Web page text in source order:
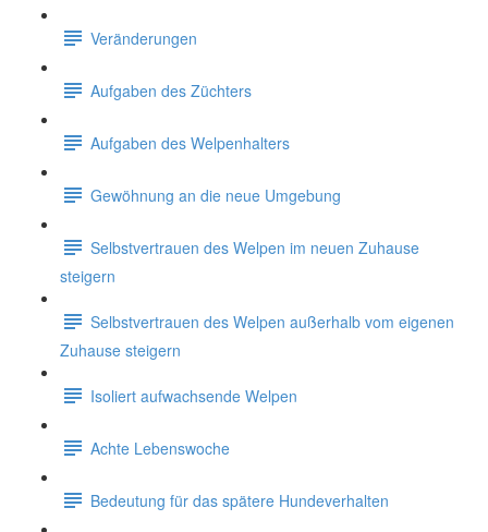
Veränderungen
Aufgaben des Züchters
Aufgaben des Welpenhalters
Gewöhnung an die neue Umgebung
Selbstvertrauen des Welpen im neuen Zuhause
steigern
Selbstvertrauen des Welpen außerhalb vom eigenen
Zuhause steigern
Isoliert aufwachsende Welpen
Achte Lebenswoche
Bedeutung für das spätere Hundeverhalten